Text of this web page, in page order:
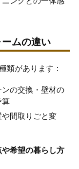
ムの違い
類があります：
の交換・壁材の
算
間取りごと変
希望の暮らし方